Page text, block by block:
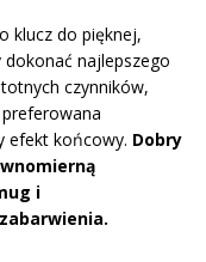
klucz do pięknej,
najlepszego
czynników,
efekt końcowy. Dobry
i